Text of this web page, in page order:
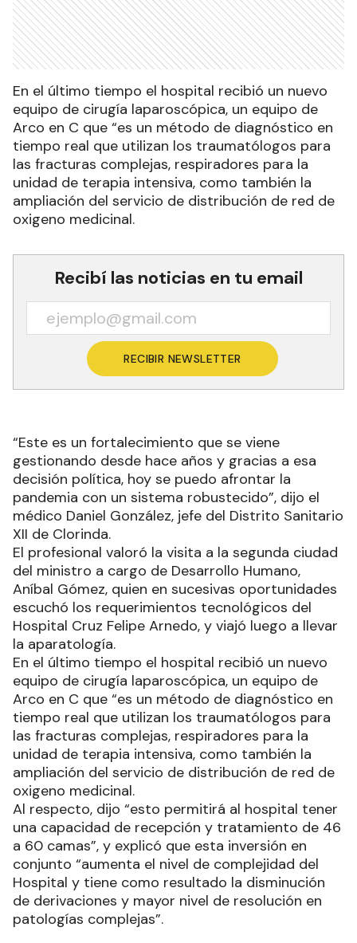
En el último tiempo el hospital recibió un nuevo
equipo de cirugía laparoscópica, un equipo de
Arco en C que “es un método de diagnóstico en
tiempo real que utilizan los traumatólogos para
las fracturas complejas, respiradores para la
unidad de terapia intensiva, como también la
ampliación del servicio de distribución de red de
oxigeno medicinal.
Recibí las noticias en tu email
RECIBIR NEWSLETTER
“Este es un fortalecimiento que se viene
gestionando desde hace años y gracias a esa
decisión política, hoy se puedo afrontar la
pandemia con un sistema robustecido”, dijo el
médico Daniel González, jefe del Distrito Sanitario
XII de Clorinda.
El profesional valoró la visita a la segunda ciudad
del ministro a cargo de Desarrollo Humano,
Aníbal Gómez, quien en sucesivas oportunidades
escuchó los requerimientos tecnológicos del
Hospital Cruz Felipe Arnedo, y viajó luego a llevar
la aparatología.
En el último tiempo el hospital recibió un nuevo
equipo de cirugía laparoscópica, un equipo de
Arco en C que “es un método de diagnóstico en
tiempo real que utilizan los traumatólogos para
las fracturas complejas, respiradores para la
unidad de terapia intensiva, como también la
ampliación del servicio de distribución de red de
oxigeno medicinal.
Al respecto, dijo “esto permitirá al hospital tener
una capacidad de recepción y tratamiento de 46
a 60 camas”, y explicó que esta inversión en
conjunto “aumenta el nivel de complejidad del
Hospital y tiene como resultado la disminución
de derivaciones y mayor nivel de resolución en
patologías complejas”.